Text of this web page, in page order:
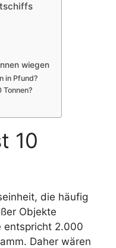
wiegen
in Pfund?
Tonnen?
10
die häufig
Objekte
entspricht 2.000
Daher wären